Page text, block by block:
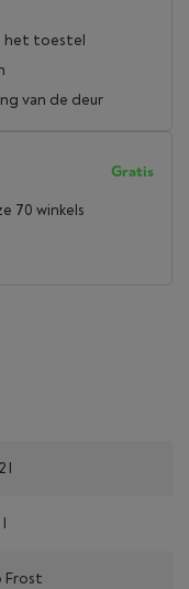
het toestel
van de deur
Gratis
70 winkels
l
l
Frost